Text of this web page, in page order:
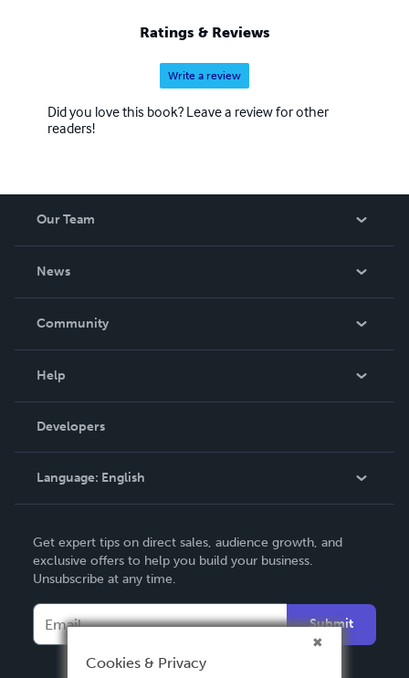
Ratings & Reviews
Write a review
Did you love this book? Leave a review for other
readers!
Our Team
News
In The News
Community
Podcast
Help
Order Lookup
Knowledge Base
Contact Support
Developers
Language: English
Deutsch
Français
Español
Get expert tips on direct sales, audience growth, and
exclusive offers to help you build your business.
Unsubscribe at any time.
Submit
Cookies & Privacy